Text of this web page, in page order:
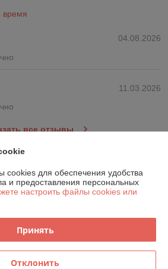
время
04.08.2026
11.03.2026
все отзывы
для обеспечения удобства
и предоставления персональных
настроить файлы cookies или
Принять
Отклонить